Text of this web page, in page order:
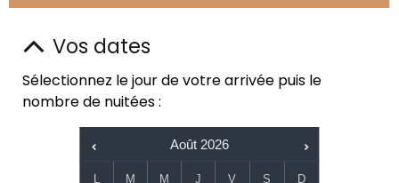
Vos dates
Sélectionnez le jour de votre arrivée puis le
nombre de nuitées :
Août 2026
M M J V S D